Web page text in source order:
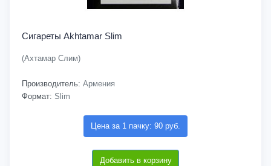
Сигареты Akhtamar Slim
(Ахтамар Слим)
Производитель: Армения
Формат: Slim
Цена за 1 пачку: 90 руб.
Добавить в корзину